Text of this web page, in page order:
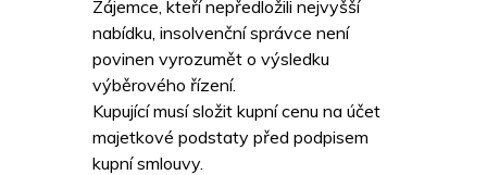
Zájemce, kteří nepředložili nejvyšší
nabídku, insolvenční správce není
povinen vyrozumět o výsledku
výběrového řízení.
Kupující musí složit kupní cenu na účet
majetkové podstaty před podpisem
kupní smlouvy.